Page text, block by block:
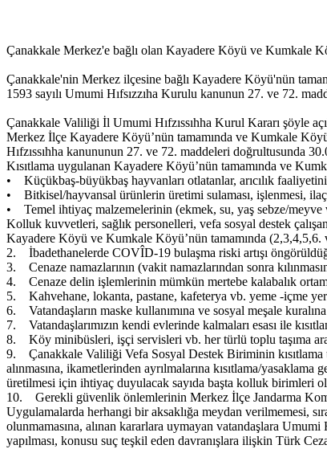
Çanakkale Merkez'e bağlı olan Kayadere Köyü ve Kumkale
Çanakkale'nin Merkez ilçesine bağlı Kayadere Köyü'nün
1593 sayılı Umumi Hıfsızzıha Kurulu kanunun 27. ve 72.
Çanakkale Valiliği İl Umumi Hıfzıssıhha Kurul Kararı şöyle
Merkez İlçe Kayadere Köyü’nün tamamında ve Kumkale
Hıfzıssıhha kanununun 27. ve 72. maddeleri doğrultusunda
Kısıtlama uygulanan Kayadere Köyü’nün tamamında ve
• Küçükbaş-büyükbaş hayvanları otlatanlar, arıcılık
• Bitkisel/hayvansal ürünlerin üretimi sulaması, işlenmesi,
• Temel ihtiyaç malzemelerinin (ekmek, su, yaş sebze/meyve
Kolluk kuvvetleri, sağlık personelleri, vefa sosyal destek
Kayadere Köyü ve Kumkale Köyü’nün tamamında (2,3,4,5,6.
2. İbadethanelerde COVÎD-19 bulaşma riski artışı
3. Cenaze namazlarının (vakit namazlarından sonra
4. Cenaze delin işlemlerinin mümkün mertebe kalabalık
5. Kahvehane, lokanta, pastane, kafeterya vb. yeme -içme
6. Vatandaşların maske kullanımına ve sosyal meşale kuralına
7. Vatandaşlarımızın kendi evlerinde kalmaları esası ile
8. Köy minibüsleri, işçi servisleri vb. her türlü toplu taşıma
9. Çanakkale Valiliği Vefa Sosyal Destek Biriminin kısıtlama
alınmasına, ikametlerinden ayrılmalarına kısıtlama/
üretilmesi için ihtiyaç duyulacak sayıda başta kolluk birimleri
10. Gerekli güvenlik önlemlerinin Merkez İlçe Jandarma
Uygulamalarda herhangi bir aksaklığa meydan verilmemesi,
olunmamasına, alınan kararlara uymayan vatandaşlara
yapılması, konusu suç teşkil eden davranışlara ilişkin Türk